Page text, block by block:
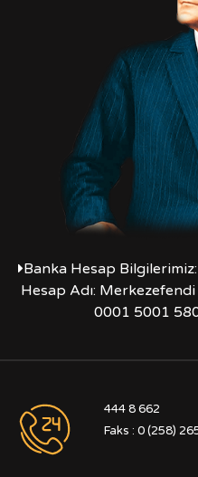
Banka Hesap
Hesap Adı: Merkezefendi
0001 5001
444 8 662
Faks : 0 (258)